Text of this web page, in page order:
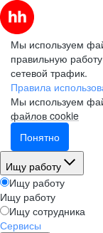
Мы используем
правильную
сетевой трафик.
Правила
Мы используем
файлов cookie
Понятно
Ищу работу
Ищу работу
Ищу работу
Ищу сотрудника
Сервисы